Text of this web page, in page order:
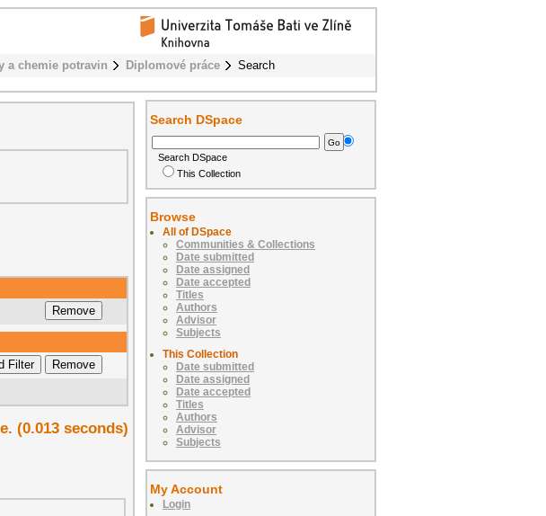
a chemie potravin Diplomové práce Search
(0.013 seconds)
Search DSpace
Search DSpace
This Collection
Browse
All of DSpace
Communities & Collections
Date submitted
Date assigned
Date accepted
Titles
Authors
Advisor
Subjects
This Collection
Date submitted
Date assigned
Date accepted
Titles
Authors
Advisor
Subjects
My Account
Login